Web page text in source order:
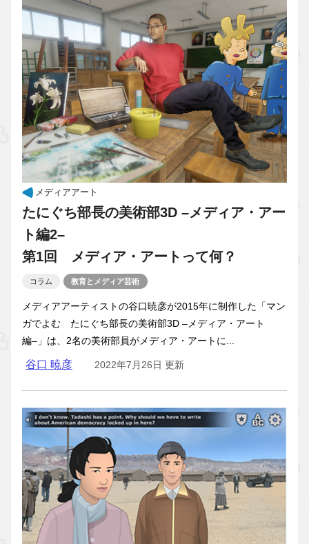
メディアアート
たにぐち部長の美術部3D –メディア・アー
ト編2–
第1回 メディア・アートって何？
コラム 教育とメディア芸術
メディアアーティストの谷口暁彦が2015年に制作した「マン
ガでよむ たにぐち部長の美術部3D –メディア・アート
編–」は、2名の美術部員がメディア・アートに...
谷口 暁彦 2022年7月26日 更新